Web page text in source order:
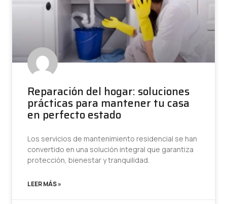
Reparación del hogar: soluciones
prácticas para mantener tu casa
en perfecto estado
Los servicios de mantenimiento residencial se han
convertido en una solución integral que garantiza
protección, bienestar y tranquilidad.
LEER MÁS »